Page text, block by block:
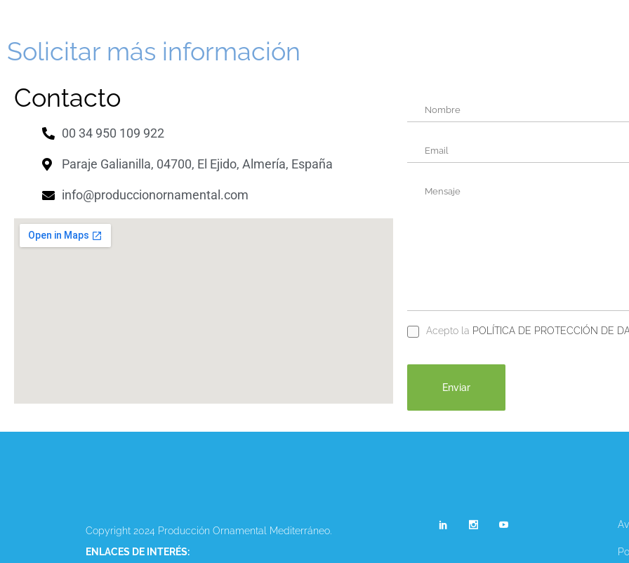
Solicitar más información
Contacto
00 34 950 109 922
Paraje Galianilla, 04700, El Ejido, Almería, España
info@produccionornamental.com
Acepto la POLÍTICA DE PROTECCIÓN DE
Copyright 2024 Producción Ornamental Mediterráneo.
ENLACES DE INTERÉS: